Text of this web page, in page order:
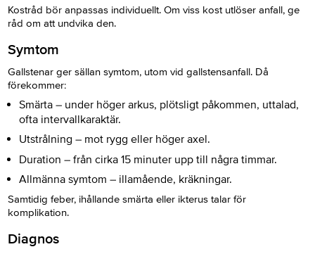
Kostråd bör anpassas individuellt. Om viss kost utlöser anfall, ge
råd om att undvika den.
Symtom
Gallstenar ger sällan symtom, utom vid gallstensanfall. Då
förekommer:
Smärta – under höger arkus, plötsligt påkommen, uttalad,
ofta intervallkaraktär.
Utstrålning – mot rygg eller höger axel.
Duration – från cirka 15 minuter upp till några timmar.
Allmänna symtom – illamående, kräkningar.
Samtidig feber, ihållande smärta eller ikterus talar för
komplikation.
Diagnos